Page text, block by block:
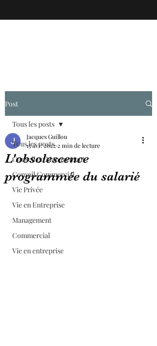
Post
Tous les posts
Conseil en Management
Conseil Commercial
Vie Privée
Vie en Entreprise
Management
Commercial
Vie en entreprise
Tous les posts
L'obsolescence
programmée du salarié
Jacques Guillou
15 avr. 2022 2 min de lecture